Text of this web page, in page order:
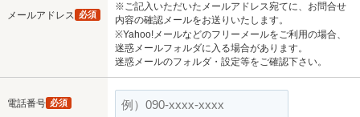
メールアドレス 必須
※ご記入いただいたメールアドレス宛てに、お問合せ
内容の確認メールをお送りいたします。
※Yahoo!メールなどのフリーメールをご利用の場合、
迷惑メールフォルダに入る場合があります。
迷惑メールのフォルダ・設定等をご確認下さい。
電話番号 必須